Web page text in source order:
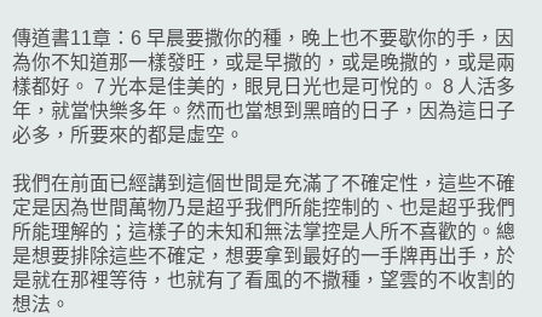
傳道書11章：6 早晨要撒你的種，晚上也不要歇你的手，因
為你不知道那一樣發旺，或是早撒的，或是晚撒的，或是兩
樣都好。 7 光本是佳美的，眼見日光也是可悅的。 8 人活多
年，就當快樂多年。然而也當想到黑暗的日子，因為這日子
必多，所要來的都是虛空。
我們在前面已經講到這個世間是充滿了不確定性，這些不確
定是因為世間萬物乃是超乎我們所能控制的、也是超乎我們
所能理解的；這樣子的未知和無法掌控是人所不喜歡的。總
是想要排除這些不確定，想要拿到最好的一手牌再出手，於
是就在那裡等待，也就有了看風的不撒種，望雲的不收割的
想法。